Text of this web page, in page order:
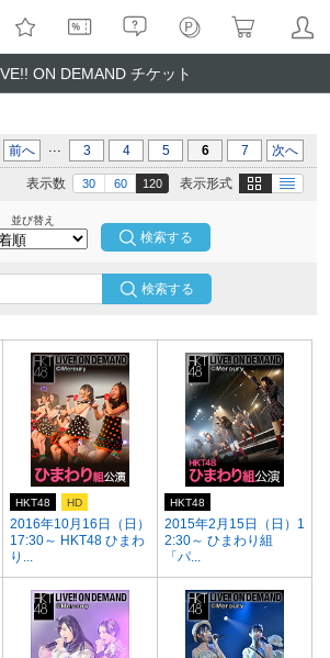
ON DEMAND チケット
前へ ... 3 4 5 6 7 次へ
表示形式 画像 テキスト
表示数 30 60 120
並び替え
検索する
2016年10月16日（日）
17:30～ HKT48 ひまわ
り...
HKT48 HD
2015年2月15日（日）1
2:30～ ひまわり組
「パ...
HKT48